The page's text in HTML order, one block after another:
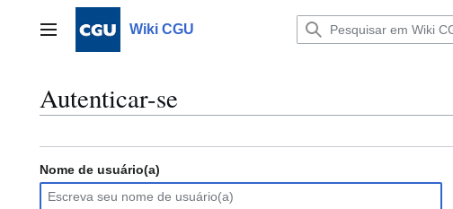
Menu principalWiki CGU
Autenticar-se
Nome de usuário(a)